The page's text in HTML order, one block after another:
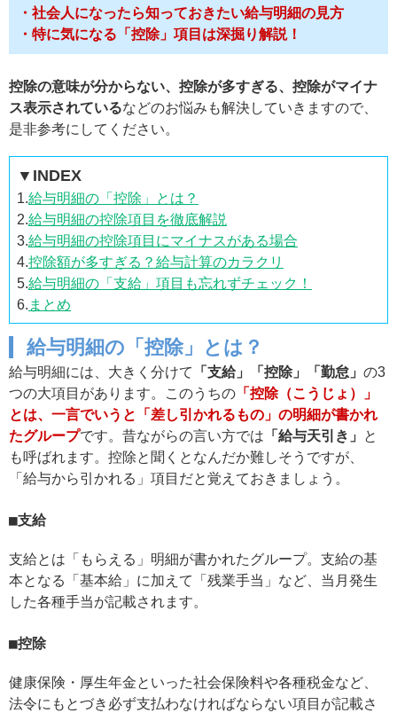
・社会人になったら知っておきたい給与明細の見方
・特に気になる「控除」項目は深掘り解説！
控除の意味が分からない、控除が多すぎる、控除がマイナ
ス表示されているなどのお悩みも解決していきますので、
是非参考にしてください。
▼INDEX
1.給与明細の「控除」とは？
2.給与明細の控除項目を徹底解説
3.給与明細の控除項目にマイナスがある場合
4.控除額が多すぎる？給与計算のカラクリ
5.給与明細の「支給」項目も忘れずチェック！
6. まとめ
給与明細の「控除」とは？
給与明細には、大きく分けて 「支給」「控除」「勤怠」 の3
つの大項目があります。このうちの 「控除（こうじょ）」
とは、一言でいうと「差し引かれるもの」の明細が書かれ
たグループです。昔ながらの言い方では 「給与天引き」
と
も呼ばれます。控除と聞くとなんだか難しそうですが、
「給与から引かれる」項目だと覚えておきましょう。
支給
支給とは「もらえる」明細が書かれたグループ。支給の基
本となる「基本給」に加えて「残業手当」など、当月発生
した各種手当が記載されます。
控除
健康保険・厚生年金といった社会保険料や各種税金など、
法令にもとづき必ず支払わなければならない項目が記載さ